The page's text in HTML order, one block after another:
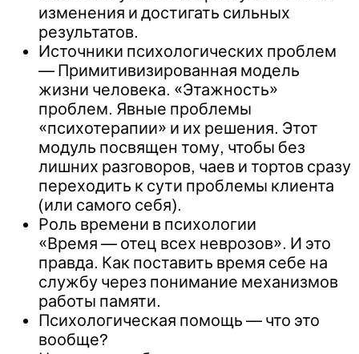
изменения и достигать сильных
результатов.
Источники психологических проблем
— Примитивизированная модель
жизни человека. «Этажность»
проблем. Явные проблемы
«психотерапии» и их решения. Этот
модуль посвящен тому, чтобы без
лишних разговоров, чаев и тортов сразу
переходить к сути проблемы клиента
(или самого себя).
Роль времени в психологии
«Время — отец всех неврозов». И это
правда. Как поставить время себе на
службу через понимание механизмов
работы памяти.
Психологическая помощь — что это
вообще?